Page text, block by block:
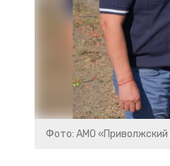
Фото: АМО «Приволжский